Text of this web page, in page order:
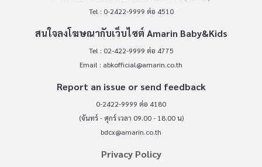
Tel : 0-2422-9999 ต่อ 4510
สนใจลงโฆษณากับเว็บไซต์ Amarin Baby&Kids
Tel : 02-422-9999 ต่อ 4775
Email : abkofficial@amarin.co.th
Report an issue or send feedback
0-2422-9999 ต่อ 4180
(จันทร์ - ศุกร์ เวลา 09.00 - 18.00 น)
bdcx@amarin.co.th
Privacy Policy